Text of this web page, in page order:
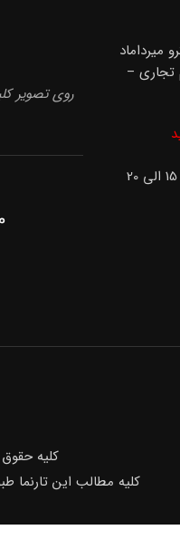
میرداماد
تجاری –
روی تصویر
كليه
کلیه مطالب این تارنما